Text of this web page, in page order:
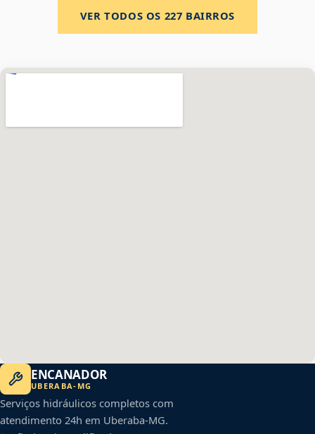
VER TODOS OS 227 BAIRROS
ENCANADOR
UBERABA- MG
Serviços hidráulicos completos com
atendimento 24h em Uberaba-MG.